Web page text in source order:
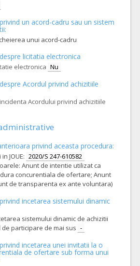
un acord-cadru sau un sistem
unui acord-cadru
licitatia electronica
electronica Nu
Acordul privind achizitiile
Acordului privind achizitiile
privind aceasta procedura:
JOUE: 2020/S 247-610582
Anunt de intentie utilizat ca
concurentiala de ofertare; Anunt
de transparenta ex ante voluntara)
incetarea sistemului dinamic
sistemului dinamic de achizitii
participare de mai sus -
incetarea unei invitatii la o
de ofertare sub forma unui